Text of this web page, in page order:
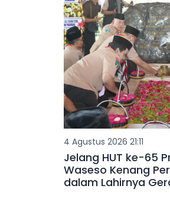
4 Agustus 2026 21:11
Jelang HUT ke-65
Waseso Kenang
dalam Lahirnya